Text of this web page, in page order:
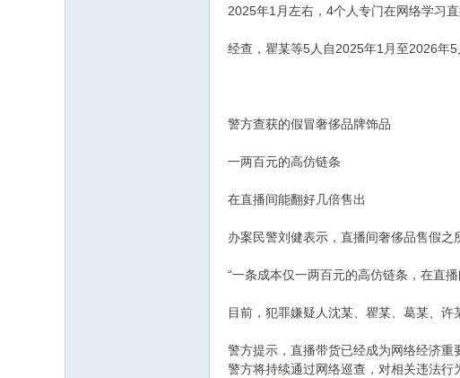
2025年1月左右，4个人专门在网络学习
经查，瞿某等5人自2025年1月至2026年
警方查获的假冒奢侈品牌饰品
一两百元的高仿链条
在直播间能翻好几倍售出
办案民警刘健表示，直播间奢侈品售假之
“一条成本仅一两百元的高仿链条，在直
目前，犯罪嫌疑人沈某、瞿某、葛某、
警方提示，直播带货已经成为网络经济重
警方将持续通过网络巡查，对相关违法行